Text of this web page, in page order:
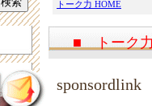
トーク力 HOME
■ トーク
sponsordlink